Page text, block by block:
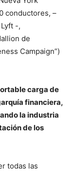
conductores, –
-,
de
Campaign”)
carga de
financiera,
la industria
de los
todas las